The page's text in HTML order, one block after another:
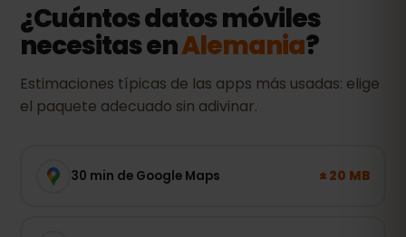
¿Cuántos datos móviles
necesitas enAlemania?
Estimaciones típicas de las apps más usadas: elige
el paquete adecuado sin adivinar.
30 min de Google Maps ± 20 MB